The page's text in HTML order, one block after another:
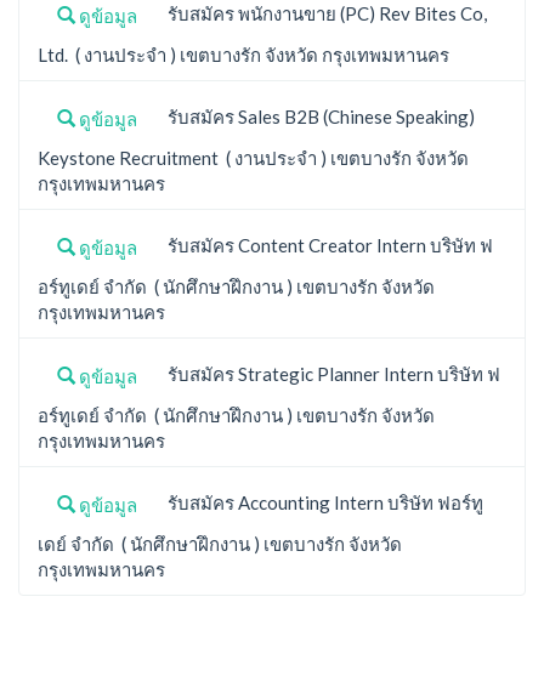
ดูข้อมูล
รับสมัคร พนักงานขาย (PC) Rev Bites Co,
Ltd. ( งานประจำ ) เขตบางรัก จังหวัด กรุงเทพมหานคร
ดูข้อมูล
รับสมัคร Sales B2B (Chinese Speaking)
Keystone Recruitment ( งานประจำ ) เขตบางรัก จังหวัด
กรุงเทพมหานคร
ดูข้อมูล
รับสมัคร Content Creator Intern บริษัท ฟ
อร์ทูเดย์ จำกัด ( นักศึกษาฝึกงาน ) เขตบางรัก จังหวัด
กรุงเทพมหานคร
ดูข้อมูล
รับสมัคร Strategic Planner Intern บริษัท ฟ
อร์ทูเดย์ จำกัด ( นักศึกษาฝึกงาน ) เขตบางรัก จังหวัด
กรุงเทพมหานคร
ดูข้อมูล
รับสมัคร Accounting Intern บริษัท ฟอร์ทู
เดย์ จำกัด ( นักศึกษาฝึกงาน ) เขตบางรัก จังหวัด
กรุงเทพมหานคร